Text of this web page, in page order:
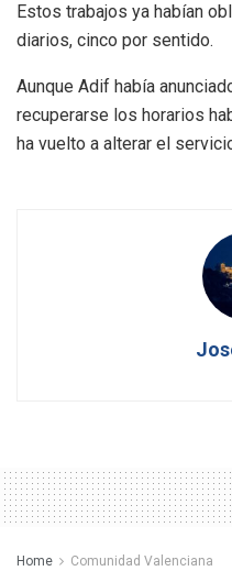
Estos trabajos ya habían
diarios, cinco por sentido.
Aunque Adif había
recuperarse los horarios
ha vuelto a alterar el
Home Comunidad Valenciana